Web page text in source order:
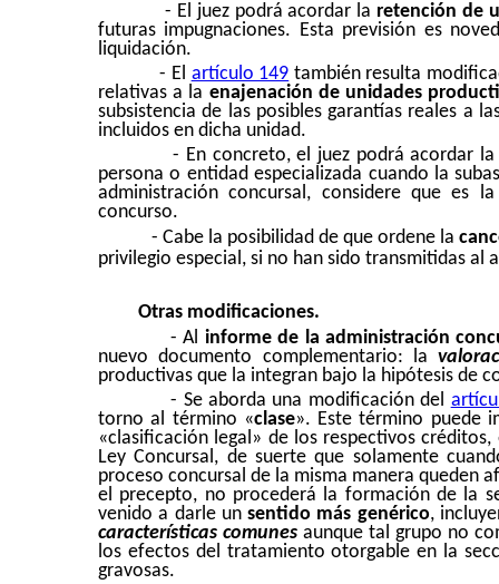
- El juez podrá acordar la retención de
futuras impugnaciones. Esta previsión es
liquidación.
- El artículo 149 también resulta
relativas a la enajenación de unidades
subsistencia de las posibles garantías reales a
incluidos en dicha unidad.
- En concreto, el juez podrá acordar
persona o entidad especializada cuando la
administración concursal, considere que es
concurso.
- Cabe la posibilidad de que ordene la
privilegio especial, si no han sido transmitidas al
Otras modificaciones.
- Al informe de la administración
nuevo documento complementario: la
productivas que la integran bajo la hipótesis de
- Se aborda una modificación del
torno al término «clase». Este término puede
«clasificación legal» de los respectivos
Ley Concursal, de suerte que solamente
proceso concursal de la misma manera queden
el precepto, no procederá la formación de la
venido a darle unsentido más genérico,
características comunes aunque tal grupo no
los efectos del tratamiento otorgable en la
gravosas.